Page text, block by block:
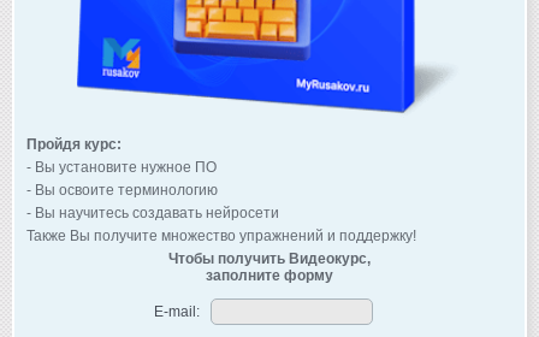
Пройдя курс:
- Вы установите нужное ПО
- Вы освоите терминологию
- Вы научитесь создавать нейросети
Также Вы получите множество упражнений и поддержку!
Чтобы получить Видеокурс,
заполните форму
E-mail: